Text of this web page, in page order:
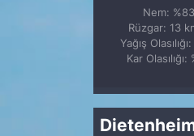
Nem: %83
Rüzgar: 13
Yağış
Kar Olasılığı: